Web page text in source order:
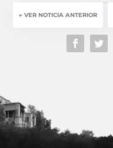
←VER NOTICIA ANTERIOR